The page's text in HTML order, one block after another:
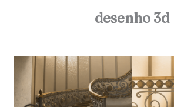
desenho 3d